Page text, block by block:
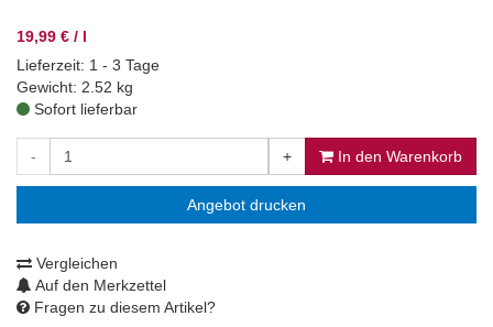
19,99 € / l
Lieferzeit: 1 - 3 Tage
Gewicht: 2.52 kg
Sofort lieferbar
- + In den Warenkorb
Angebot drucken
Vergleichen
Auf den Merkzettel
Fragen zu diesem Artikel?